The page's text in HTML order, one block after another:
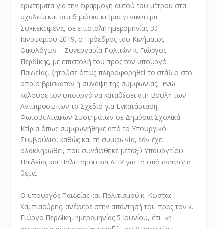
ερωτήματα για την εφαρμογή αυτού του μέτρου στα
σχολεία και στα δημόσια κτήρια γενικότερα.
Συγκεκριμένα, σε επιστολή ημερομηνίας 30
Ιανουαρίου 2019, ο Πρόεδρος του Κινήματος
Οικολόγων – Συνεργασία Πολιτών κ. Γιώργος
Περδίκης, με επιστολή του προς τον υπουργό
Παιδείας, ζητούσε όπως πληροφορηθεί το στάδιο στο
οποίο βρισκόταν η σύναψη της συμφωνίας. Ενώ
καλούσε τον υπουργό να καταθέσει στη Βουλή των
Αντιπροσώπων το Σχέδιο για Εγκατάσταση
Φωτοβολταϊκών Συστημάτων σε Δημόσια Σχολικά
Κτίρια όπως συμφωνήθηκε από το Υπουργικό
Συμβούλιο, καθώς και τη συμφωνία, εάν έχει
ολοκληρωθεί, που συνάφθηκε μεταξύ Υπουργείου
Παιδείας και Πολιτισμού και ΑΗΚ για το υπό αναφορά
θέμα.
Ο υπουργός Παιδείας και Πολιτισμού κ. Κώστας
Χαμπιαούρης, ανέφερε στην απάντησή του προς τον κ.
Γιώργο Περδίκη, ημερομηνίας 5 Ιουνίου, ότι «η